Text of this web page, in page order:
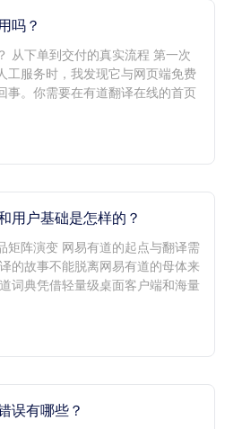
吗？
从下单到交付的真实流程 第一次
工服务时，我发现它与网页端免费
事。你需要在有道翻译在线的首页
用户基础是怎样的？
矩阵演变 网易有道的起点与翻译需
的故事不能脱离网易有道的母体来
词典凭借轻量级桌面客户端和海量
误有哪些？